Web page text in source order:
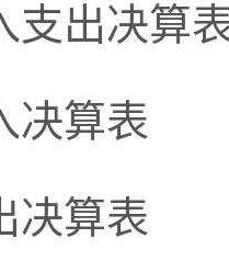
支出决算
决算表
决算表